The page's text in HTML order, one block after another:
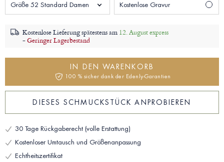
Größe 52 Standard Damen Kostenlose Gravur
Kostenlose Lieferung spätestens am 12. August express
-Geringer Lagerbestand
IN DEN WARENKORB
100 % sicher dank der Edenly-Garantien
DIESES SCHMUCKSTÜCK ANPROBIEREN
30 Tage Rückgaberecht (volle Erstattung)
Kostenloser Umtausch und Größenanpassung
Echtheitszertifikat